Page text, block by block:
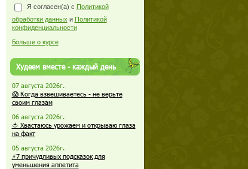
Я согласен(а) с Политикой
обработки данных и Политикой
конфиденциальности
Больше о курсе
Худеем вместе - каждый день
07 августа 2026г.
😱 Когда взвешиваетесь - не верьте
своим глазам
06 августа 2026г.
🍅 Хвастаюсь урожаем и открываю глаза
на факт
05 августа 2026г.
⚡7 причудливых подсказок для
уменьшения аппетита